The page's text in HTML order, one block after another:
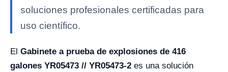
soluciones profesionales certificadas para
uso científico.
El Gabinete a prueba de explosiones de 416
galones YR05473 // YR05473-2 es una solución